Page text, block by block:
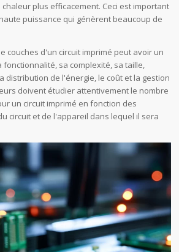
plus efficacement. Ceci est important
puissance qui génèrent beaucoup de
couches d'un circuit imprimé peut avoir un
sa complexité, sa taille,
distribution de l'énergie, le coût et la gestion
doivent étudier attentivement le nombre
un circuit imprimé en fonction des
circuit et de l'appareil dans lequel il sera